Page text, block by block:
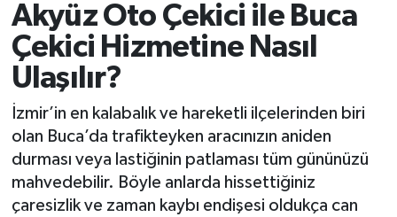
Akyüz Oto Çekici ile Buca
Çekici Hizmetine Nasıl
Ulaşılır?
İzmir’in en kalabalık ve hareketli ilçelerinden biri
olan Buca’da trafikteyken aracınızın aniden
durması veya lastiğinin patlaması tüm gününüzü
mahvedebilir. Böyle anlarda hissettiğiniz
çaresizlik ve zaman kaybı endişesi oldukça can
İzmir Namaz Vakitleri
İzmir Trafik Yoğunluk Haritası
Süper Lig Puan Durumu ve Fikstür
Tüm Manşetler
Son Dakika Haberleri